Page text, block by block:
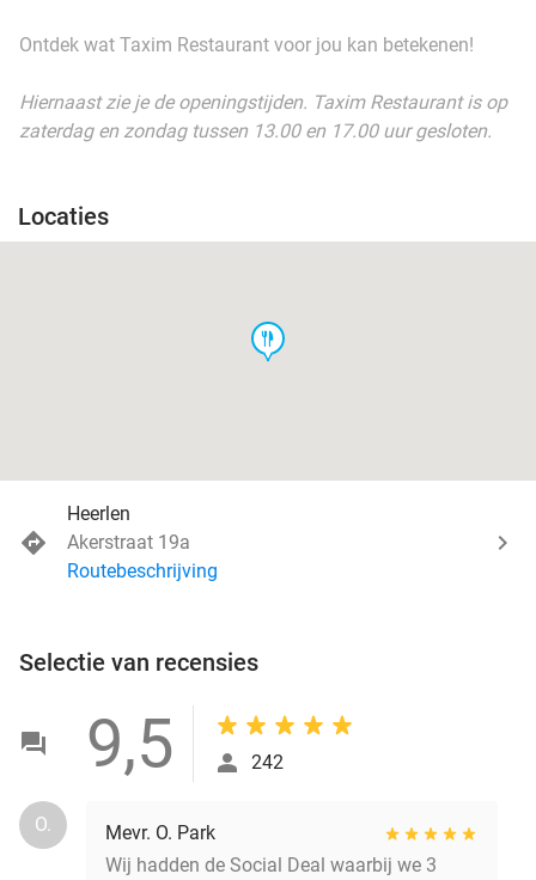
Ontdek wat Taxim Restaurant voor jou kan betekenen!
Hiernaast zie je de openingstijden. Taxim Restaurant is op
zaterdag en zondag tussen 13.00 en 17.00 uur gesloten.
Locaties
food
Heerlen
Akerstraat 19a
Routebeschrijving
Selectie van recensies
9,5 242
O.
Mevr. O. Park
Wij hadden de Social Deal waarbij we 3